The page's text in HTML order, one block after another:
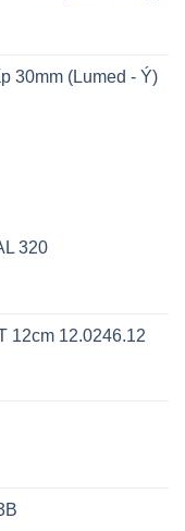
30mm (Lumed - Ý)
320
12cm 12.0246.12